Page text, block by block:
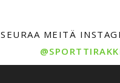
SEURAA MEITÄ